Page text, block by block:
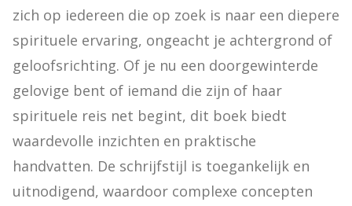
zich op iedereen die op zoek is naar een diepere
spirituele ervaring, ongeacht je achtergrond of
geloofsrichting. Of je nu een doorgewinterde
gelovige bent of iemand die zijn of haar
spirituele reis net begint, dit boek biedt
waardevolle inzichten en praktische
handvatten. De schrijfstijl is toegankelijk en
uitnodigend, waardoor complexe concepten